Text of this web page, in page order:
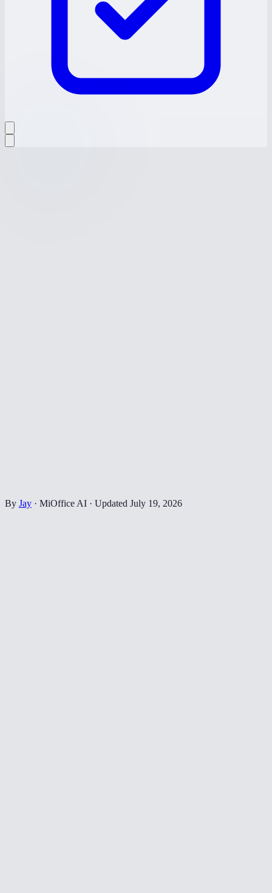
By Jay · MiOffice AI · Updated July 19, 2026